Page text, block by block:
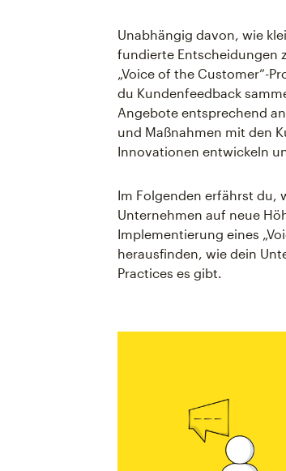
Unabhängig davon, wie
fundierte Entscheidungen
„Voice of the Customer“-
du Kundenfeedback
Angebote entsprechend
und Maßnahmen mit den
Innovationen entwickeln
Im Folgenden erfährst du,
Unternehmen auf neue
Implementierung eines
herausfinden, wie dein
Practices es gibt.